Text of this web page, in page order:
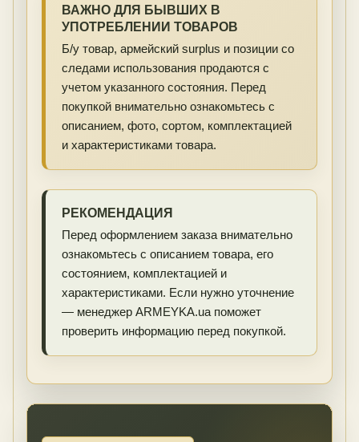
ВАЖНО ДЛЯ БЫВШИХ В
УПОТРЕБЛЕНИИ ТОВАРОВ
Б/у товар, армейский surplus и позиции со
следами использования продаются с
учетом указанного состояния. Перед
покупкой внимательно ознакомьтесь с
описанием, фото, сортом, комплектацией
и характеристиками товара.
РЕКОМЕНДАЦИЯ
Перед оформлением заказа внимательно
ознакомьтесь с описанием товара, его
состоянием, комплектацией и
характеристиками. Если нужно уточнение
— менеджер ARMEYKA.ua поможет
проверить информацию перед покупкой.